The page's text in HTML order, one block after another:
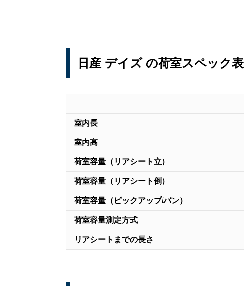
日産 デイズ の荷室スペック表
室内長
室内高
荷室容量（リアシート立）
荷室容量（リアシート倒）
荷室容量（ピックアップ/バン）
荷室容量測定方式
リアシートまでの長さ